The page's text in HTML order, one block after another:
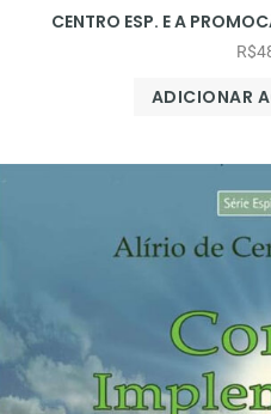
CENTRO ESP. E A
R$
ADICIONAR